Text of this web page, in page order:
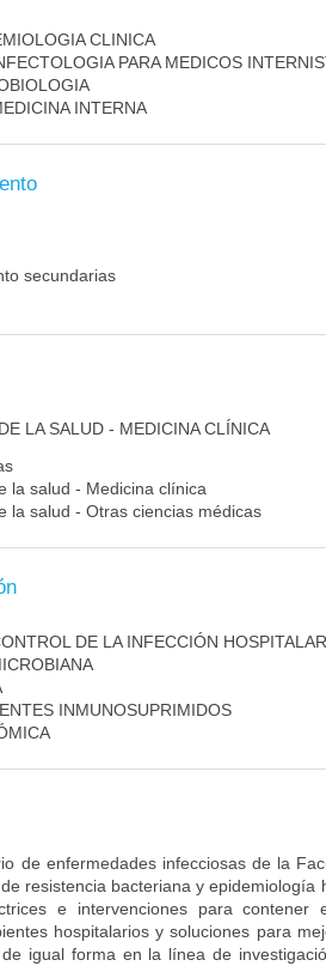
CLINICA
PARA MEDICOS
INTERNA
secundarias
LA SALUD - MEDICINA CLÍNICA
la salud - Medicina clínica
la salud - Otras ciencias médicas
DE LA INFECCIÓN
INMUNOSUPRIMIDOS
de enfermedades infecciosas de la
resistencia bacteriana y epidemiología
e intervenciones para contener
hospitalarios y soluciones para
igual forma en la línea de